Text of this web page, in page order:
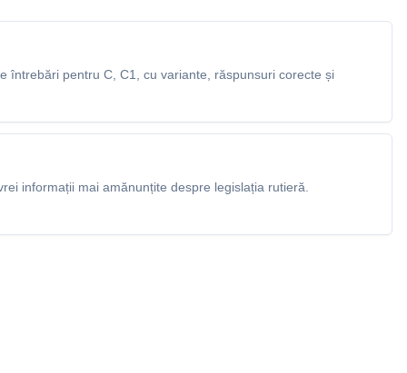
întrebări pentru C, C1, cu variante, răspunsuri corecte și
informații mai amănunțite despre legislația rutieră.